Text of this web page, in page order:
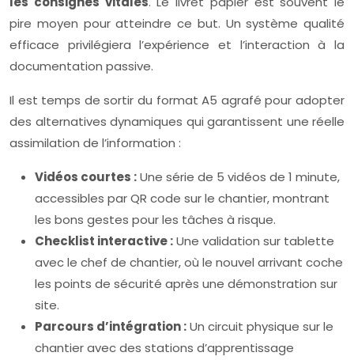
pire moyen pour atteindre ce but. Un système qualité
efficace privilégiera l’expérience et l’interaction à la
documentation passive.
Il est temps de sortir du format A5 agrafé pour adopter
des alternatives dynamiques qui garantissent une réelle
assimilation de l’information :
Vidéos courtes :Une série de 5 vidéos de 1 minute,
accessibles par QR code sur le chantier, montrant
les bons gestes pour les tâches à risque.
Checklist interactive :Une validation sur tablette
avec le chef de chantier, où le nouvel arrivant coche
les points de sécurité après une démonstration sur
site.
Parcours d’intégration :Un circuit physique sur le
chantier avec des stations d’apprentissage